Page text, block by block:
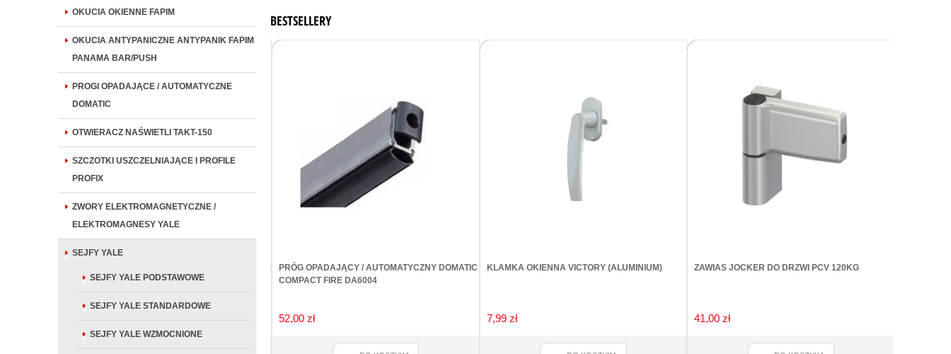
OKUCIA OKIENNE FAPIM
OKUCIA ANTYPANICZNE ANTYPANIK FAPIM
PANAMA BAR/PUSH
PROGI OPADAJĄCE / AUTOMATYCZNE
DOMATIC
OTWIERACZ NAŚWIETLI TAKT-150
SZCZOTKI USZCZELNIAJĄCE I PROFILE
PROFIX
ZWORY ELEKTROMAGNETYCZNE /
ELEKTROMAGNESY YALE
SEJFY YALE
SEJFY YALE PODSTAWOWE
SEJFY YALE STANDARDOWE
SEJFY YALE WZMOCNIONE
BESTSELLERY
L=2000MM
PRÓG OPADAJĄCY / AUTOMATYCZNY DOMATIC
COMPACT FIRE DA6004
52,00 zł
KLAMKA OKIENNA VICTORY (ALUMINIUM)
7,99 zł
ZAWIAS JOCKER DO DRZWI PCV 120KG
41,00 zł